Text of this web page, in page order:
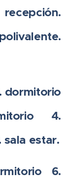
dormitorio
4.
sala estar.
6.